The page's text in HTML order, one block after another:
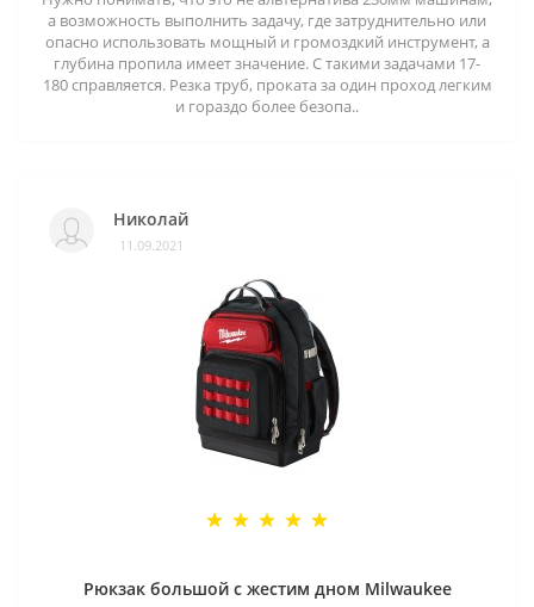
а возможность выполнить задачу, где затруднительно или
опасно использовать мощный и громоздкий инструмент, а
глубина пропила имеет значение. С такими задачами 17-
180 справляется. Резка труб, проката за один проход легким
и гораздо более безопа..
Николай
11.09.2021
Рюкзак большой с жестим дном Milwaukee